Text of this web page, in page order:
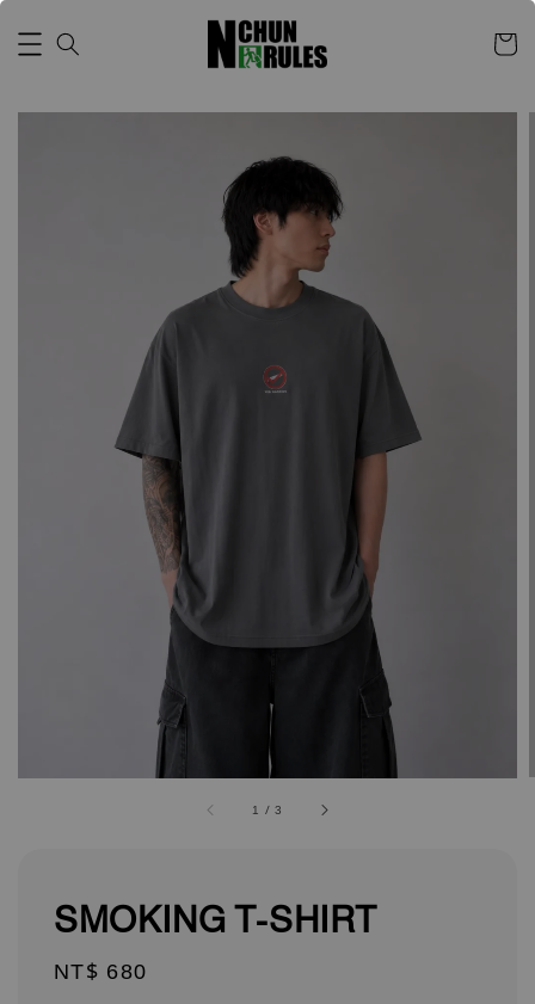
1 /3
SMOKING T-SHIRT
Regular
NT$ 680